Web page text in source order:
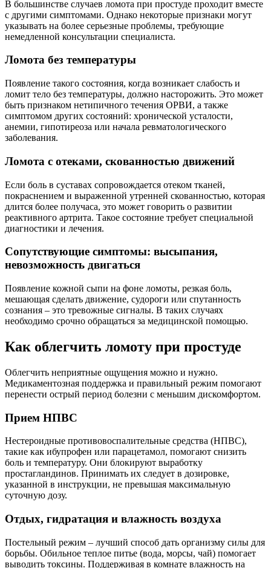
В большинстве случаев ломота при простуде проходит вместе
с другими симптомами. Однако некоторые признаки могут
указывать на более серьезные проблемы, требующие
немедленной консультации специалиста.
Ломота без температуры
Появление такого состояния, когда возникает слабость и
ломит тело без температуры, должно насторожить. Это может
быть признаком нетипичного течения ОРВИ, а также
симптомом других состояний: хронической усталости,
анемии, гипотиреоза или начала ревматологического
заболевания.
Ломота с отеками, скованностью движений
Если боль в суставах сопровождается отеком тканей,
покраснением и выраженной утренней скованностью, которая
длится более получаса, это может говорить о развитии
реактивного артрита. Такое состояние требует специальной
диагностики и лечения.
Сопутствующие симптомы: высыпания,
невозможность двигаться
Появление кожной сыпи на фоне ломоты, резкая боль,
мешающая сделать движение, судороги или спутанность
сознания – это тревожные сигналы. В таких случаях
необходимо срочно обращаться за медицинской помощью.
Как облегчить ломоту при простуде
Облегчить неприятные ощущения можно и нужно.
Медикаментозная поддержка и правильный режим помогают
перенести острый период болезни с меньшим дискомфортом.
Прием НПВС
Нестероидные противовоспалительные средства (НПВС),
такие как ибупрофен или парацетамол, помогают снизить
боль и температуру. Они блокируют выработку
простагландинов. Принимать их следует в дозировке,
указанной в инструкции, не превышая максимальную
суточную дозу.
Отдых, гидратация и влажность воздуха
Постельный режим – лучший способ дать организму силы для
борьбы. Обильное теплое питье (вода, морсы, чай) помогает
выводить токсины. Поддерживая в комнате влажность на